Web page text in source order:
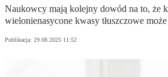
Naukowcy mają kolejny dowód na to, że
wielonienasycone kwasy tłuszczowe
Publikacja: 29.08.2025 11:52